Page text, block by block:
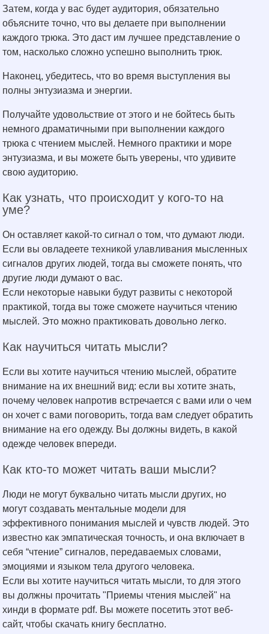
Затем, когда у вас будет аудитория, обязательно
объясните точно, что вы делаете при выполнении
каждого трюка. Это даст им лучшее представление о
том, насколько сложно успешно выполнить трюк.
Наконец, убедитесь, что во время выступления вы
полны энтузиазма и энергии.
Получайте удовольствие от этого и не бойтесь быть
немного драматичными при выполнении каждого
трюка с чтением мыслей. Немного практики и море
энтузиазма, и вы можете быть уверены, что удивите
свою аудиторию.
Как узнать, что происходит у кого-то на
уме?
Он оставляет какой-то сигнал о том, что думают люди.
Если вы овладеете техникой улавливания мысленных
сигналов других людей, тогда вы сможете понять, что
другие люди думают о вас.
Если некоторые навыки будут развиты с некоторой
практикой, тогда вы тоже сможете научиться чтению
мыслей. Это можно практиковать довольно легко.
Как научиться читать мысли?
Если вы хотите научиться чтению мыслей, обратите
внимание на их внешний вид: если вы хотите знать,
почему человек напротив встречается с вами или о чем
он хочет с вами поговорить, тогда вам следует обратить
внимание на его одежду. Вы должны видеть, в какой
одежде человек впереди.
Как кто-то может читать ваши мысли?
Люди не могут буквально читать мысли других, но
могут создавать ментальные модели для
эффективного понимания мыслей и чувств людей. Это
известно как эмпатическая точность, и она включает в
себя “чтение” сигналов, передаваемых словами,
эмоциями и языком тела другого человека.
Если вы хотите научиться читать мысли, то для этого
вы должны прочитать "Приемы чтения мыслей" на
хинди в формате pdf. Вы можете посетить этот веб-
сайт, чтобы скачать книгу бесплатно.